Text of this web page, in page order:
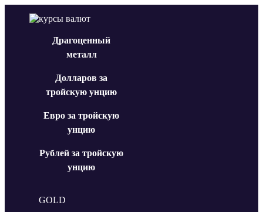
Драгоценный
металл
Долларов за
тройскую унцию
Евро за тройскую
унцию
Рублей за тройскую
унцию
GOLD